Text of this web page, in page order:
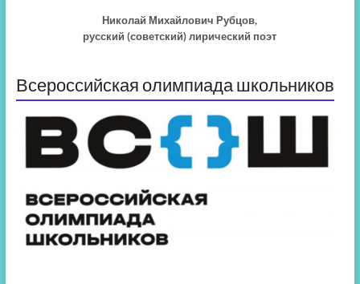
Николай Михайлович Рубцов,
русский (советский) лирический поэт
Всероссийская олимпиада школьников